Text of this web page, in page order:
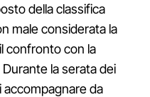
della classifica
male considerata la
confronto con la
la serata dei
da